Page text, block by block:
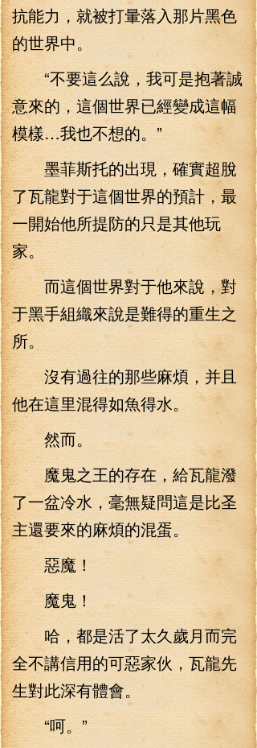
抗能力，就被打暈落入那片黑色
的世界中。
“不要這么說，我可是抱著誠
意來的，這個世界已經變成這幅
模樣…我也不想的。”
墨菲斯托的出現，確實超脫
了瓦龍對于這個世界的預計，最
一開始他所提防的只是其他玩
家。
而這個世界對于他來說，對
于黑手組織來說是難得的重生之
所。
沒有過往的那些麻煩，并且
他在這里混得如魚得水。
然而。
魔鬼之王的存在，給瓦龍潑
了一盆冷水，毫無疑問這是比圣
主還要來的麻煩的混蛋。
惡魔！
魔鬼！
哈，都是活了太久歲月而完
全不講信用的可惡家伙，瓦龍先
生對此深有體會。
“呵。”